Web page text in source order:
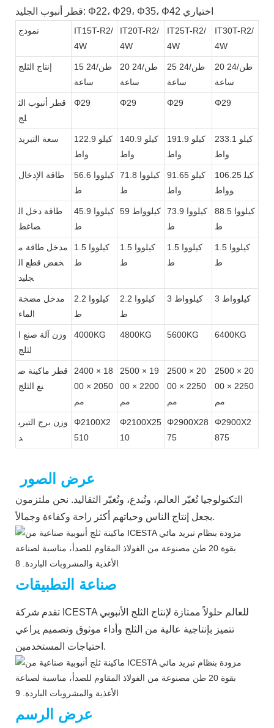
قطر أنبوب الجليد: Φ22، Φ29، Φ35، Φ42 اختياري
نموذج
IT15T-R2/
4W
IT20T-R2/
4W
IT25T-R2/
4W
IT30T-R2/
4W
إنتاج الثلج
15 طن/24
ساعة
20 طن/24
ساعة
25 طن/24
ساعة
20 طن/24
ساعة
قطر أنبوب الث
لج
Φ29 Φ29 Φ29 Φ29
سعة التبريد
122.9 كيلو
واط
140.9 كيلو
واط
191.9 كيلو
واط
233.1 كيلو
واط
طاقة الإدخال
56.6 كيلووا
ط
71.8 كيلووا
ط
91.65 كيلو
واط
106.25 كيل
وواط
طاقة دخل ال
ضاغط
45.9 كيلووا
ط
59 كيلوواط
73.9 كيلووا
ط
88.5 كيلووا
ط
مدخل طاقة م
خفض قطع ال
جليد
1.5 كيلووا
ط
1.5 كيلووا
ط
1.5 كيلووا
ط
1.5 كيلووا
ط
مدخل مضخة
الماء
2.2 كيلووا
ط
2.2 كيلووا
ط
3 كيلوواط 3 كيلوواط
وزن آلة صنع ا
لثلج
4000KG 4800KG 5600KG 6400KG
قطر ماكينة ص
نع الثلج
2400 × 18
00 × 2050
مم
2500 × 19
00 × 2200
مم
2500 × 20
00 × 2250
مم
2500 × 20
00 × 2250
مم
وزن برج التبري
د
Φ2100X2
510
Φ2100X25
10
Φ2900X28
75
Φ2900X2
875
عرض الصور
التكنولوجيا تُغيّر العالم، وتُبدع، وتُغيّر التقاليد. نحن ملتزمون
بجعل إنتاج الناس وحياتهم أكثر راحة وكفاءة وجمالاً.
صناعة التطبيقات
تقدم شركة ICESTA للعالم حلولاً ممتازة لإنتاج الثلج الأنبوبي
تتميز بإنتاجية عالية من الثلج وأداء موثوق وتصميم يراعي
احتياجات المستخدمين.
عرض الرسم